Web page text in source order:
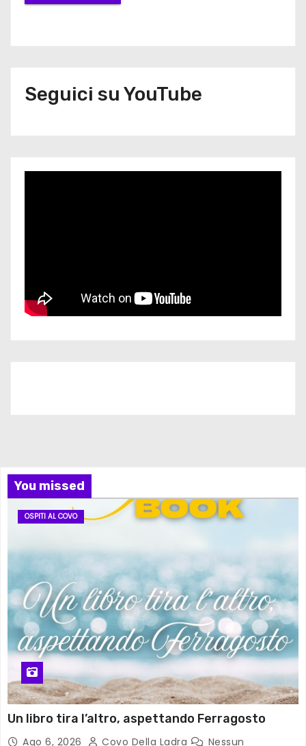
Seguici su YouTube
You missed
OSPITI AL COVO
Un libro tira l’altro, aspettando Ferragosto
Ago 6, 2026 Covo Della Ladra Nessun